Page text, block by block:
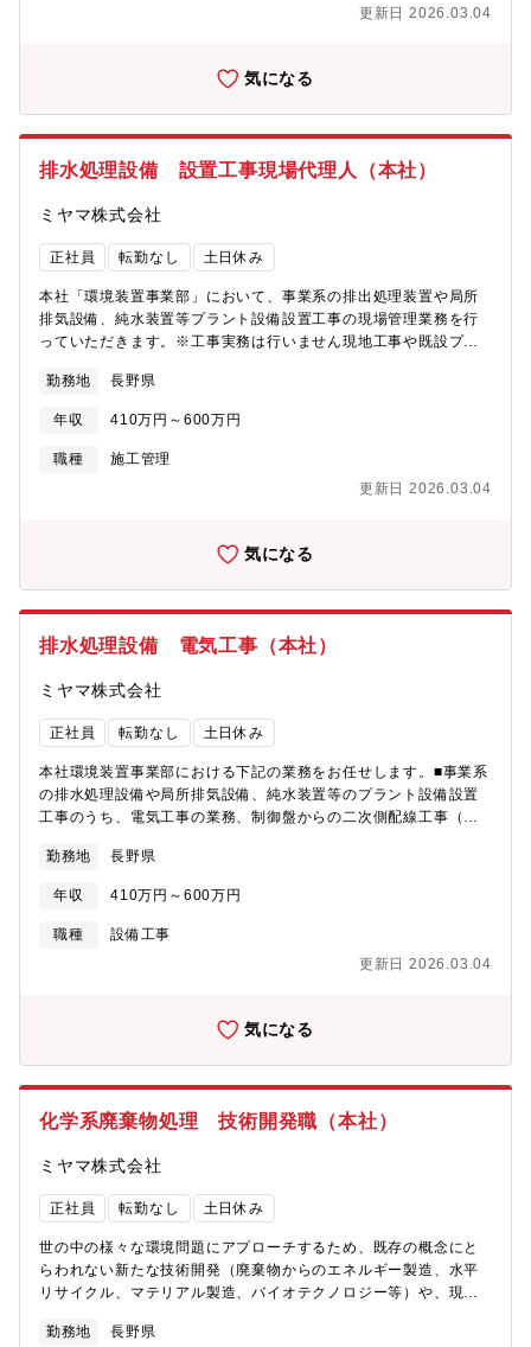
設備のメンテナンスは、その専門性から需要が高く安定してお客
めです（しっかりと教育を行いますので、入社前の専門知識は不
問です）【こんな方は大歓迎】製造業（工場）などで働いたこと
がある方、建設業界で現場管理（現場）経験ある方、環境保全に
興味がある方【当社について】「日本一の総合環境企業」を目指
す当社は、全国のお客様の製造工程で発生する廃液の無害化処
理、再資源化をはじめ、化学をベースとした環境サービスを多角
的に展開しています。
更新日 2026.03.04
気になる
排水処理設備 設置工事現場代理人（本社）
ミヤマ株式会社
正社員 転勤なし 土日休み
本社「環境装置事業部」において、事業系の排出処理装置や局所
排気設備、純水装置等プラント設備設置工事の現場管理業務を行
っていただきます。※工事実務は行いません現地工事や既設プラ
や手順を学び、将来的には設備新設時の現場代理人を担当してい
ただく予定です。■現場代理人業務（協力会社の監督）■既設プラ
ントのメンテナンス作業（設備全体の保守点検作業、ポンプや攪
拌機等機器類の交換工事、各機器・装置類の消耗、部品交換作業
し、主に6つの分野で環境事業を展開しています。世界的にも重要
い社会の実現」を目指し、様々な環境サービスを提供していま
勤務地 長野県
年収 410万円～600万円
職種
施工管理
更新日 2026.03.04
気になる
排水処理設備 電気工事（本社）
ミヤマ株式会社
正社員 転勤なし 土日休み
本社環境装置事業部における下記の業務をお任せします。■事業系
の排水処理設備や局所排気設備、純水装置等のプラント設備設置
工事のうち、電気工事の業務、制御盤からの二次側配線工事（シ
トのメンテナンス作業 等※業務内容の理解習得まで、現場同行
などきちんとサポートしますので、安心してご応募下さい。※工
事実務は行いません。【当社について】「日本一の総合環境企
業」を企業理念とし、主に6つの分野で環境事業を展開していま
術で「環境問題のない社会の実現」を目指し、様々な環境サービ
勤務地 長野県
年収 410万円～600万円
職種
設備工事
更新日 2026.03.04
気になる
化学系廃棄物処理 技術開発職（本社）
ミヤマ株式会社
正社員 転勤なし 土日休み
世の中の様々な環境問題にアプローチするため、既存の概念にと
らわれない新たな技術開発（廃棄物からのエネルギー製造、水平
リサイクル、マテリアル製造、バイオテクノロジー等）や、現状
化、CO2削減手法の確立等）をお任せします。【具体的には】■新
勤務地 長野県